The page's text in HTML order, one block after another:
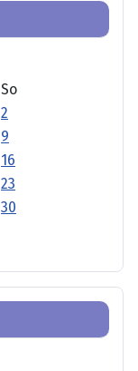
So
2
9
16
23
30